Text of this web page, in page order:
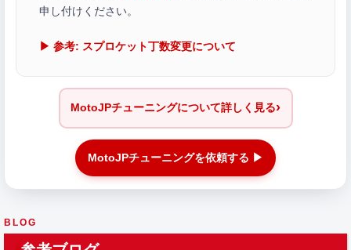
申し付けください。
▶ 参考: スプロケット丁数変更について
MotoJPチューニングについて詳しく見る›
MotoJPチューニングを依頼する ▶
BLOG